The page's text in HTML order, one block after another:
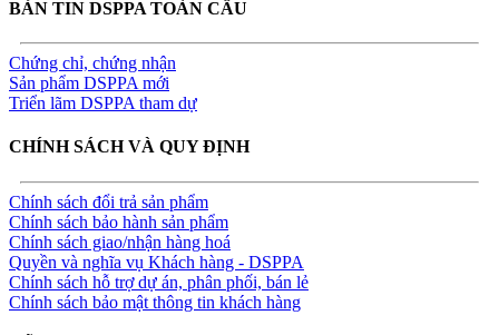
BẢN TIN DSPPA TOÀN CẦU
Chứng chỉ, chứng nhận
Sản phẩm DSPPA mới
Triển lãm DSPPA tham dự
CHÍNH SÁCH VÀ QUY ĐỊNH
Chính sách đổi trả sản phẩm
Chính sách bảo hành sản phẩm
Chính sách giao/nhận hàng hoá
Quyền và nghĩa vụ Khách hàng - DSPPA
Chính sách hỗ trợ dự án, phân phối, bán lẻ
Chính sách bảo mật thông tin khách hàng